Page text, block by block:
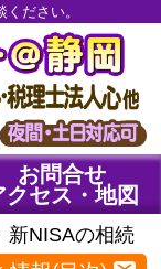
ださい。
お問合せ
クセス・地図
新NISAの相続